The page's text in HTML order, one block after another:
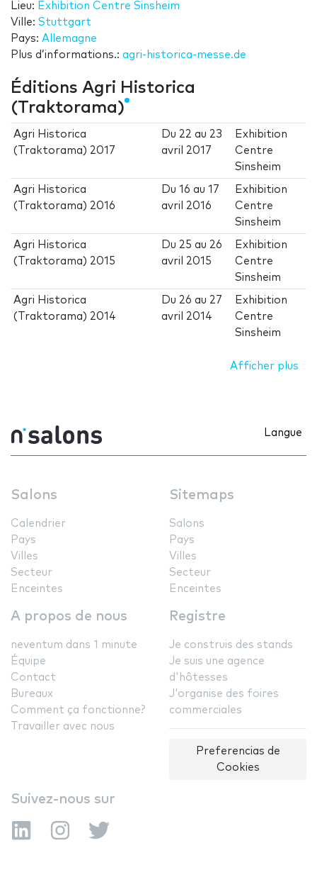
Lieu: Exhibition Centre Sinsheim
Ville: Stuttgart
Pays: Allemagne
Plus d’informations.: agri-historica-messe.de
Éditions Agri Historica
(Traktorama)
Agri Historica
(Traktorama) 2017
Du 22 au 23
avril 2017
Exhibition
Centre
Sinsheim
Agri Historica
(Traktorama) 2016
Du16 au17
avril 2016
Exhibition
Centre
Sinsheim
Agri Historica
(Traktorama) 2015
Du 25 au 26
avril 2015
Exhibition
Centre
Sinsheim
Agri Historica
(Traktorama) 2014
Du 26 au 27
avril 2014
Exhibition
Centre
Sinsheim
Afficher plus
Langue
Salons
Calendrier
Pays
Villes
Secteur
Enceintes
Sitemaps
Salons
Pays
Villes
Secteur
Enceintes
A propos de nous
neventum dans 1 minute
Équipe
Contact
Bureaux
Comment ça fonctionne?
Travailler avec nous
Registre
Je construis des stands
Je suis une agence
d'hôtesses
J'organise des foires
commerciales
Preferencias de
Cookies
Suivez-nous sur